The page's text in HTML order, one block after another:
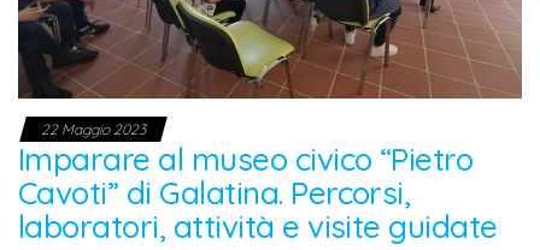
22 Maggio 2023
Imparare al museo civico “Pietro
Cavoti” di Galatina. Percorsi,
laboratori, attività e visite guidate